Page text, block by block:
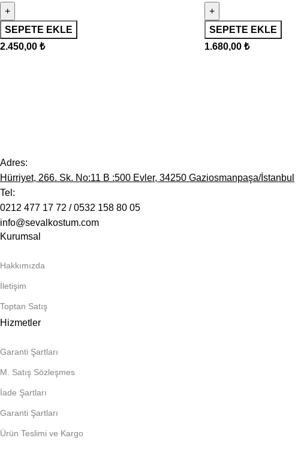
SEPETE EKLE
2.450,00 ₺
SEPETE EKLE
1.680,00 ₺
Adres:
Hürriyet, 266. Sk. No:11 B :500 Evler, 34250 Gaziosmanpaşa/İstanbul
Tel:
0212 477 17 72 / 0532 158 80 05
info@sevalkostum.com
Kurumsal
Hakkımızda
İletişim
Toptan Satış
Hizmetler
Garanti Şartları
M. Satış Sözleşmes
İade Şartları
Garanti Şartları
Ürün Teslimi ve Kargo